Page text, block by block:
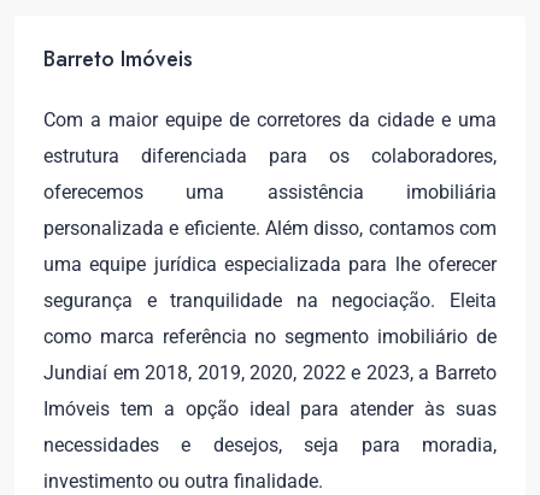
Barreto Imóveis
Com a maior equipe de corretores da cidade e uma
estrutura diferenciada para os colaboradores,
oferecemos uma assistência imobiliária
personalizada e eficiente. Além disso, contamos com
uma equipe jurídica especializada para lhe oferecer
segurança e tranquilidade na negociação. Eleita
como marca referência no segmento imobiliário de
Jundiaí em 2018, 2019, 2020, 2022 e 2023, a Barreto
Imóveis tem a opção ideal para atender às suas
necessidades e desejos, seja para moradia,
investimento ou outra finalidade.